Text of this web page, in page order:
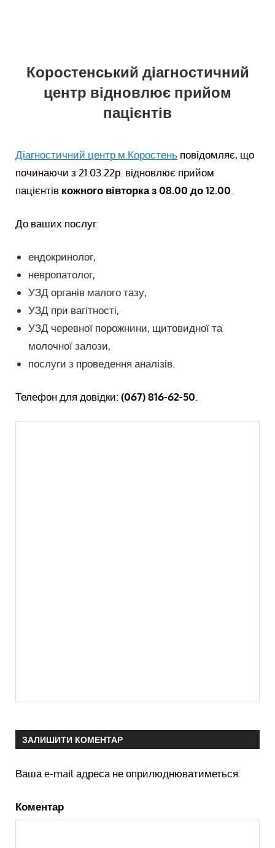
Коростенський діагностичний
центр відновлює прийом
пацієнтів
Діагностичний центр м.Коростень повідомляє, що
починаючи з 21.03.22р. відновлює прийом
пацієнтів кожного вівторка з 08.00 до 12.00
До ваших послуг:
ендокринолог,
невропатолог,
УЗД органів малого тазу,
УЗД при вагітності,
УЗД черевної порожнини, щитовидної та
молочної залози,
послуги з проведення аналізів.
Телефон для довідки:(067) 816-62-50
ЗАЛИШИТИ КОМЕНТАР
Ваша e-mail адреса не оприлюднюватиметься.
Коментар